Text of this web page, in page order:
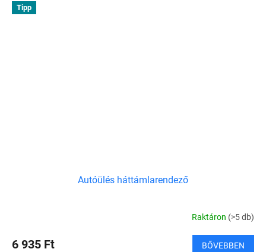
Tipp
Autóülés háttámlarendező
Raktáron (>5 db)
6 935 Ft BŐVEBBEN